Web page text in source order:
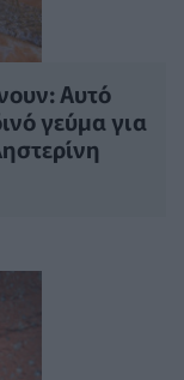
Αυτό
γεύμα για